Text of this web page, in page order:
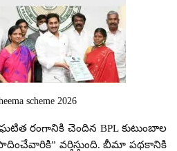
scheme 2026
రంగానికి చెందిన BPL కుటుంబాల
వర్తిస్తుంది. బీమా పథకానికి